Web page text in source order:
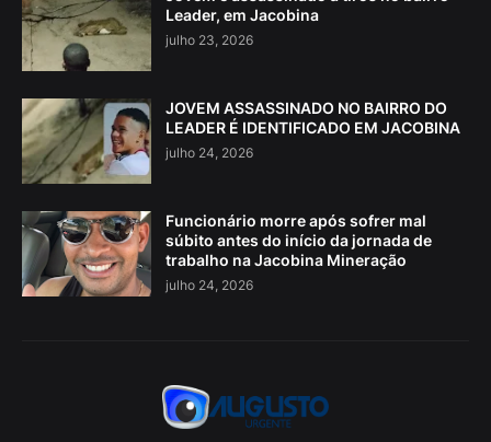
Leader, em Jacobina
julho 23, 2026
JOVEM ASSASSINADO NO BAIRRO DO
LEADER É IDENTIFICADO EM JACOBINA
julho 24, 2026
Funcionário morre após sofrer mal
súbito antes do início da jornada de
trabalho na Jacobina Mineração
julho 24, 2026